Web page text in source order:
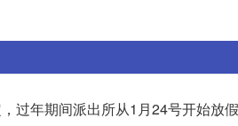
过年期间派出所从1月24号开始放